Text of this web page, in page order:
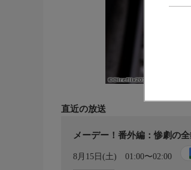
直近の放送
メーデー！番外編：惨劇の
8月15日(土) 01:00〜02:00